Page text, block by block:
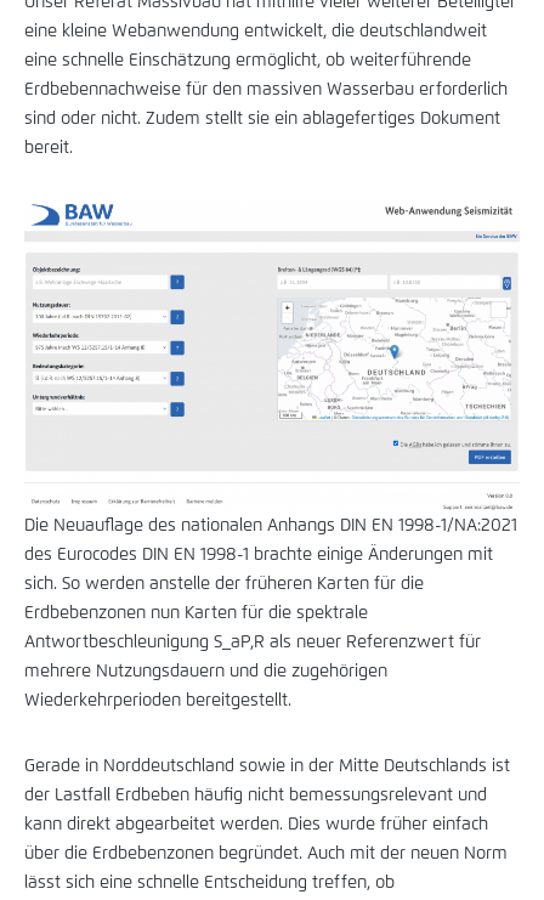
eine kleine Webanwendung entwickelt, die deutschlandweit
eine schnelle Einschätzung ermöglicht, ob weiterführende
Erdbebennachweise für den massiven Wasserbau erforderlich
sind oder nicht. Zudem stellt sie ein ablagefertiges Dokument
bereit.
Die Neuauflage des nationalen Anhangs DIN EN 1998-1/NA:2021
des Eurocodes DIN EN 1998-1 brachte einige Änderungen mit
sich. So werden anstelle der früheren Karten für die
Erdbebenzonen nun Karten für die spektrale
Antwortbeschleunigung S_aP,R als neuer Referenzwert für
mehrere Nutzungsdauern und die zugehörigen
Wiederkehrperioden bereitgestellt.
Gerade in Norddeutschland sowie in der Mitte Deutschlands ist
der Lastfall Erdbeben häufig nicht bemessungsrelevant und
kann direkt abgearbeitet werden. Dies wurde früher einfach
über die Erdbebenzonen begründet. Auch mit der neuen Norm
lässt sich eine schnelle Entscheidung treffen, ob